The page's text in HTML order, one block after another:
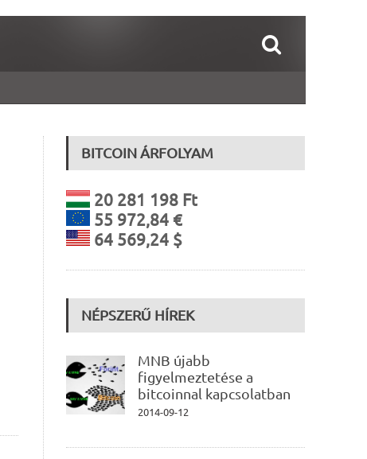
BITCOIN ÁRFOLYAM
20 281 198 Ft
55 972,84 €
64 569,24 $
NÉPSZERŰ HÍREK
MNB újabb
figyelmeztetése a
bitcoinnal kapcsolatban
2014-09-12